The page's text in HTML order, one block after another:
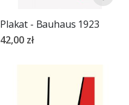
Plakat - Bauhaus 1923
42,00 zł